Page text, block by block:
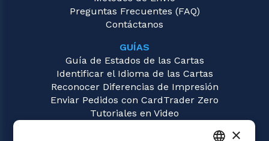
Preguntas Frecuentes (FAQ)
Contáctanos
GUÍAS
Guía de Estados de las Cartas
Identificar el Idioma de las Cartas
Reconocer Diferencias de Impresión
Enviar Pedidos con CardTrader Zero
Tutoriales en Video
×